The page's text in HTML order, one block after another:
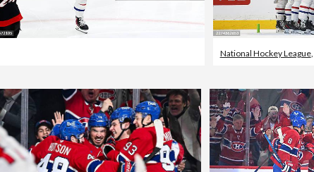
National Hockey League,